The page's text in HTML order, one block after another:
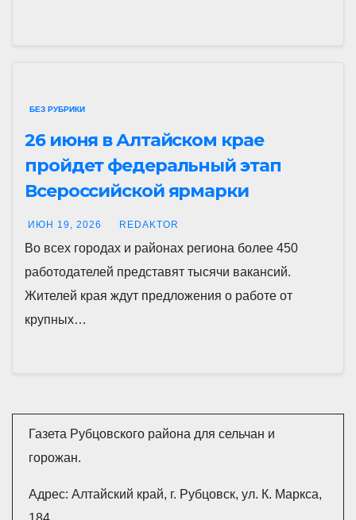
БЕЗ РУБРИКИ
26 июня в Алтайском крае
пройдет федеральный этап
Всероссийской ярмарки
трудоустройства «Работа
России. Время возможностей»
ИЮН 19, 2026 REDAKTOR
Во всех городах и районах региона более 450
работодателей представят тысячи вакансий.
Жителей края ждут предложения о работе от
крупных…
Газета Рубцовского района для сельчан и
горожан.
Адрес: Алтайский край, г. Рубцовск, ул. К. Маркса,